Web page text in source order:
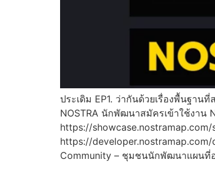
ประเดิม EP1. ว่ากันด้วยเรื่องพื้นฐา
NOSTRA นักพัฒนาสมัครเข้าใช้งาน
https://
https://
Community – ชุมชนนักพัฒนาแผนที่